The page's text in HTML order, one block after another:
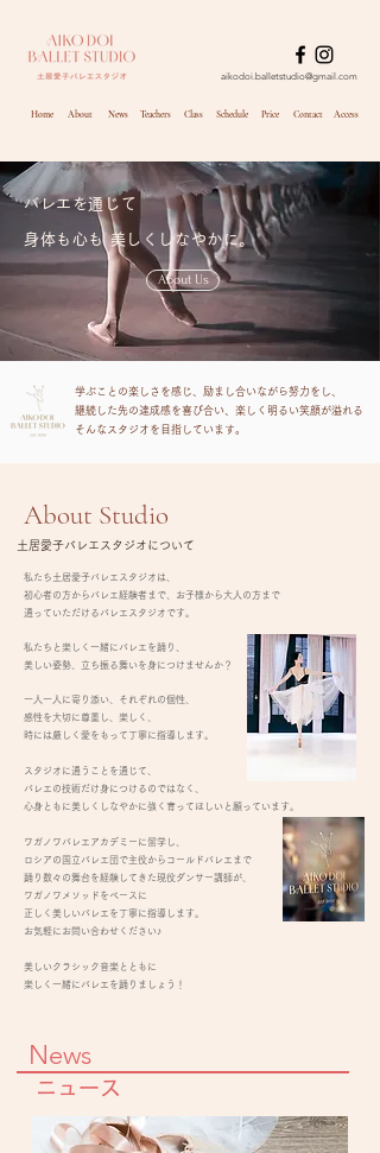
aikodoi.balletstudio@gmail.com
Home About News Teachers Class Schedule Price Contact Access
バレエを通じて
​身体も心も 美しくしなやかに。
About Us
学ぶことの楽しさを感じ、励まし合いながら努力をし、
継続した先の達成感を喜び合い、楽しく明るい笑顔が溢れる
​そんなスタジオを目指しています。
About Studio
土居愛子バレエスタジオについて
私たち土居愛子バレエスタジオは、
初心者の方からバレエ経験者まで、
お子様から大人の方まで
通っていただける バレエスタジオです。
私たちと楽しく一緒にバレエを踊り、
美しい姿勢、立ち振る舞いを身につけませんか？
一人一人に寄り添い、それぞれの個性、
感性を大切に尊重し、楽しく、
時には厳しく愛をもって丁寧に指導します。
スタジオに通うことを通じて、
バレエの技術だけ身につけるのではなく、
心身ともに美しくしなやかに強く育ってほしいと 願っています。
ワガノワバレエアカデミーに留学し、
ロシアの国立バレエ団で主役からコールドバレエまで
踊り数々の舞台を経験してきた現役ダンサー講師が、
ワガノワメソッドをベースに
正しく美しいバレエを丁寧に指導します。
お気軽にお問い合わせください♪
​美しいクラシック音楽とともに
楽しく一緒にバレエを踊りましょう！
News
​ニュース